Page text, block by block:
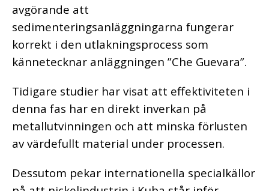
avgörande att
sedimenteringsanläggningarna fungerar
korrekt i den utlakningsprocess som
kännetecknar anläggningen ”Che Guevara”.
Tidigare studier har visat att effektiviteten i
denna fas har en direkt inverkan på
metallutvinningen och att minska förlusten
av värdefullt material under processen.
Dessutom pekar internationella specialkällor